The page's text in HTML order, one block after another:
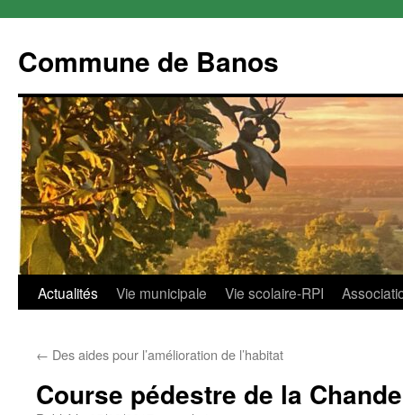
Commune de Banos
Aller
contenu
Actualités Vie municipale Vie scolaire-RPI
← Des aides pour l’amélioration de l’habitat
Course pédestre de la